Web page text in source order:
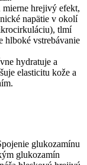
mierne hrejivý efekt,
napätie v okolí
tlmí
hlboké vstrebávanie
hydratuje a
elasticitu kože a
glukozamínu
glukozamín